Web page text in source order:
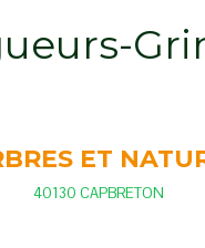
ET
40130 CAPBRETON